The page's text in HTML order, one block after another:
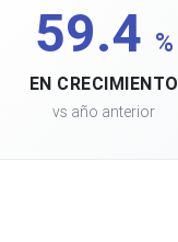
59.4 %
EN CRECIMIENTO
vs año anterior